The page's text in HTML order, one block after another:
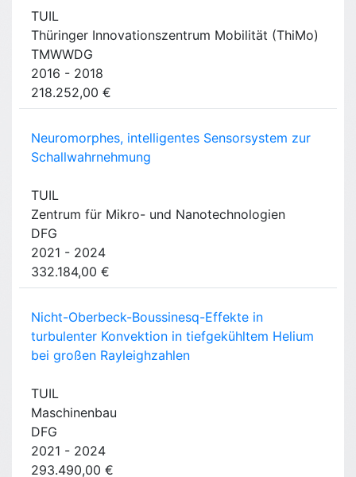
TUIL
Thüringer Innovationszentrum Mobilität (ThiMo)
TMWWDG
2016 - 2018
218.252,00 €
Neuromorphes, intelligentes Sensorsystem zur
Schallwahrnehmung
TUIL
Zentrum für Mikro- und Nanotechnologien
DFG
2021 - 2024
332.184,00 €
Nicht-Oberbeck-Boussinesq-Effekte in
turbulenter Konvektion in tiefgekühltem Helium
bei großen Rayleighzahlen
TUIL
Maschinenbau
DFG
2021 - 2024
293.490,00 €